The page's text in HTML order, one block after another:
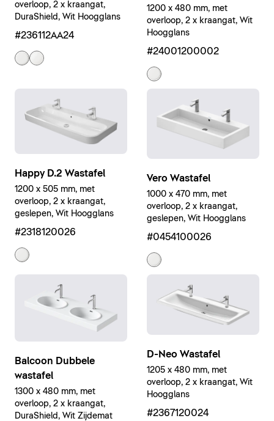
overloop, 2 x kraangat,
DuraShield, Wit Hoogglans
#236112AA24
1200 x 480 mm, met
overloop, 2 x kraangat, Wit
Hoogglans
#24001200002
Happy D.2 Wastafel
1200 x 505 mm, met
overloop, 2 x kraangat,
geslepen, Wit Hoogglans
#2318120026
Vero Wastafel
1000 x 470 mm, met
overloop, 2 x kraangat,
geslepen, Wit Hoogglans
#0454100026
Balcoon Dubbele
wastafel
1300 x 480 mm, met
overloop, 2 x kraangat,
DuraShield, Wit Zijdemat
D-Neo Wastafel
1205 x 480 mm, met
overloop, 2 x kraangat, Wit
Hoogglans
#2367120024